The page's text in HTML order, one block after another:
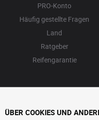
PRO-Konto
Häufig gestellte Fragen
Land
Ratgeber
Reifengarantie
ÜBER COOKIES UND